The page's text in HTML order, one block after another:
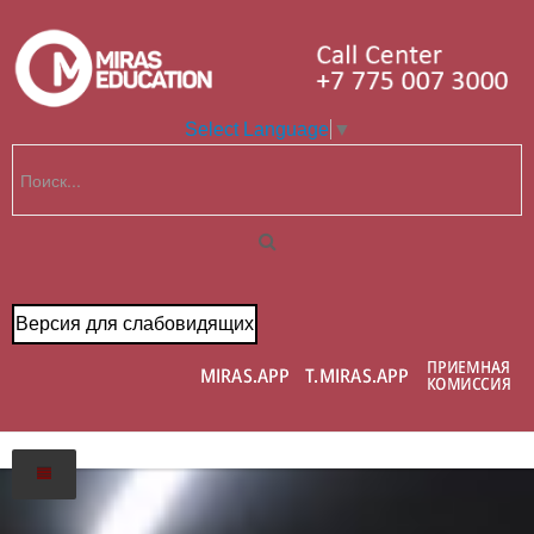
Select Language ▼
Версия для слабовидящих